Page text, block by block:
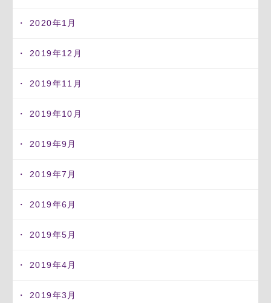
2020年1月
2019年12月
2019年11月
2019年10月
2019年9月
2019年7月
2019年6月
2019年5月
2019年4月
2019年3月